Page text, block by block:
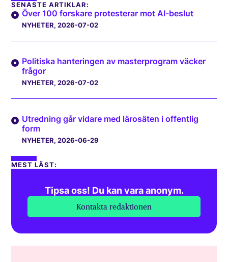
SENASTE ARTIKLAR:
Över 100 forskare protesterar mot AI-beslut
NYHETER, 2026-07-02
Politiska hanteringen av masterprogram väcker
frågor
NYHETER, 2026-07-02
Utredning går vidare med lärosäten i offentlig
form
NYHETER, 2026-06-29
MEST LÄST:
Tipsa oss! Du kan vara anonym.
Kontakta redaktionen